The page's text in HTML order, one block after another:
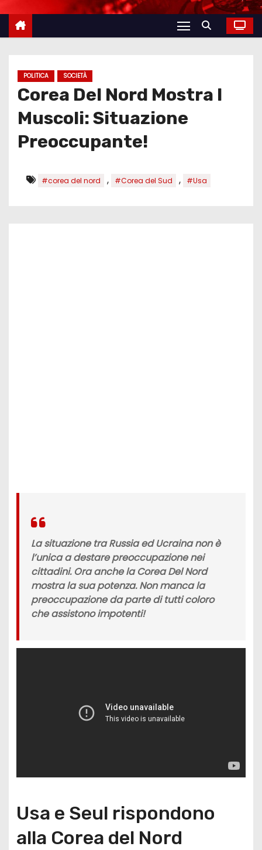
POLITICA SOCIETÀ
Corea Del Nord Mostra I
Muscoli: Situazione
Preoccupante!
#corea del nord , #Corea del Sud , #Usa
La situazione tra Russia ed Ucraina non è
l’unica a destare preoccupazione nei
cittadini. Ora anche la Corea Del Nord
mostra la sua potenza. Non manca la
preoccupazione da parte di tutti coloro
che assistono impotenti!
Usa e Seul rispondono
alla Corea del Nord